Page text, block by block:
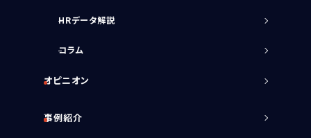
資料請求をご希望の方は
03-5213-3931
HRデータ解説
コラム
オピニオン
事例紹介